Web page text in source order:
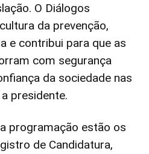
O Diálogos
da prevenção,
e contribui para que as
com segurança
da sociedade nas
presidente.
programação estão os
de Candidatura,